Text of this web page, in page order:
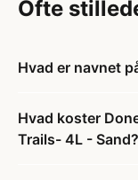
Ofte
Hvad er navnet
Hvad koster
Trails- 4L - Sand?